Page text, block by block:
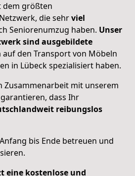
dem größten
die sehrviel
Seniorenumzug haben. Unser
sind ausgebildete
auf den Transport von Möbeln
in Lübeck spezialisiert haben.
Zusammenarbeit mit unserem
dass Ihr
reibungslos
bis Ende betreuen und
eine kostenlose und